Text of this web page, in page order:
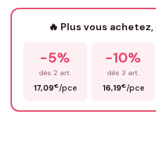
Prénom*
🔥 Plus vous
-5%
dès 2 art.
17,09€/pce
-10%
dès 3 art.
16,19€/pce